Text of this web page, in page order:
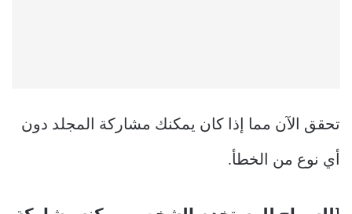
تحقق الآن مما إذا كان يمكنك مشاركة المجلد دون
أي نوع من الخطأ.